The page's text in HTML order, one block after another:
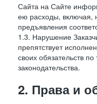
Сайта на Сайте
ею расходы, включая,
предъявления
1.3. Нарушение
препятствует
своих обязательств
законодательства.
2. Права и